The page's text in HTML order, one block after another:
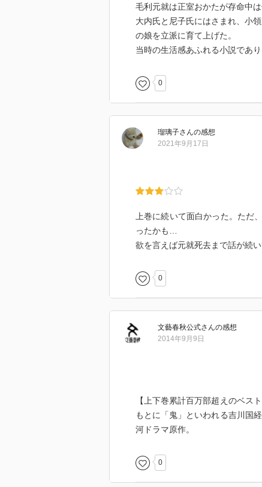
毛利元就は正室おかたが存命中
大内氏と尼子氏にはさまれ、小
の娘を立派に育て上げた。
当時の生活感あふれる小説であ
0
瑠璃子さんの感想
2021年9月17日
上巻に続いて面白かった。ただ
ったかも…
欲を言えば元就死去まで話が続
0
文藝春秋公式さんの感想
2014年9月9日
【上下巻累計百万部超えのベス
もとに「鬼」といわれる吉川国
河ドラマ原作。
0